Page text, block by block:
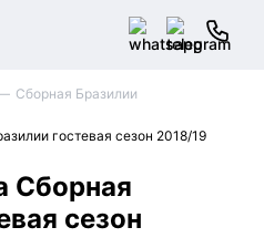
Сборная Бразилии
гостевая сезон 2018/19
Сборная
сезон